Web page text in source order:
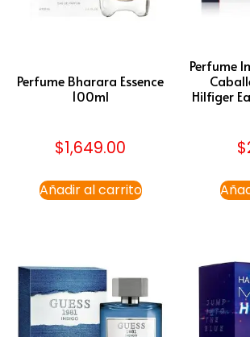
Perfume Bharara Essence
100ml
$1,649.00
Añadir al carrito
Perfume
Hilfiger
$